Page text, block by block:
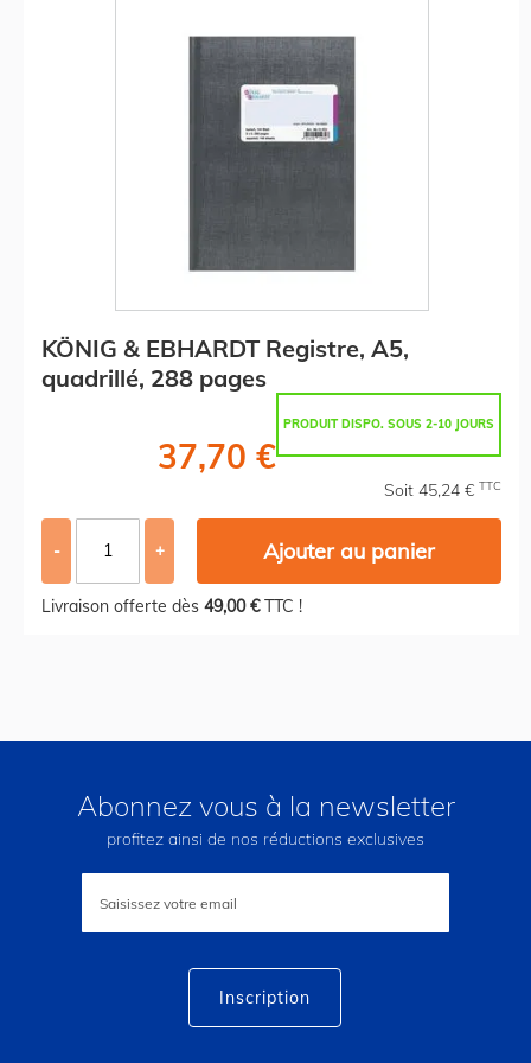
KÖNIG & EBHARDT Registre, A5,
quadrillé, 288 pages
PRODUIT DISPO. SOUS 2-10 JOURS
37,70 €
Soit 45,24 € TTC
- + Ajouter au panier
Livraison offerte dès 49,00 €TTC !
Abonnez vous à la newsletter
profitez ainsi de nos réductions exclusives
lettre
Inscription